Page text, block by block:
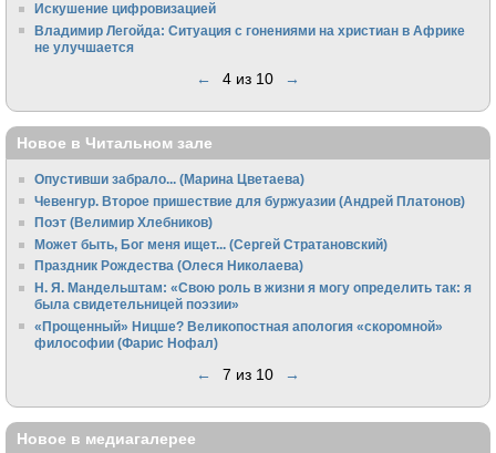
Искушение цифровизацией
Владимир Легойда: Ситуация с гонениями на христиан в Африке
не улучшается
← 4 из 10 →
Новое в Читальном зале
Опустивши забрало... (Марина Цветаева)
Чевенгур. Второе пришествие для буржуазии (Андрей Платонов)
Поэт (Велимир Хлебников)
Может быть, Бог меня ищет... (Сергей Стратановский)
Праздник Рождества (Олеся Николаева)
Н. Я. Мандельштам: «Свою pоль в жизни я могу опpеделить так: я
была свидетельницей поэзии»
«Прощенный» Ницше? Великопостная апология «скоромной»
философии (Фарис Нофал)
← 7 из 10 →
Новое в медиагалерее